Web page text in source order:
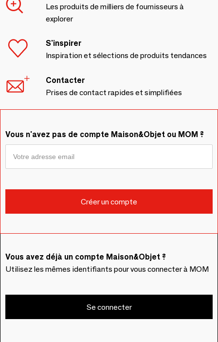
Les produits de milliers de fournisseurs à
explorer
S'inspirer
Inspiration et sélections de produits tendances
Contacter
Prises de contact rapides et simplifiées
Vous n'avez pas de compte Maison&Objet ou MOM ?
Vous avez déjà un compte Maison&Objet ?
Utilisez les mêmes identifiants pour vous connecter à MOM
Se connecter